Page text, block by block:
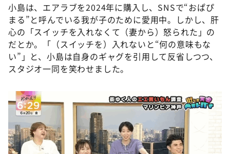
小島は、エアラブを2024年に購入し、SNSで“おぱぴ
まる”と呼んでいる我が子のために愛用中。しかし、肝
心の「スイッチを入れなくて（妻から）怒られた」の
だとか。「（スイッチを）入れないと“何の意味もな
い”」と、小島は自身のギャグを引用して反省しつつ、
スタジオ一同を笑わせました。